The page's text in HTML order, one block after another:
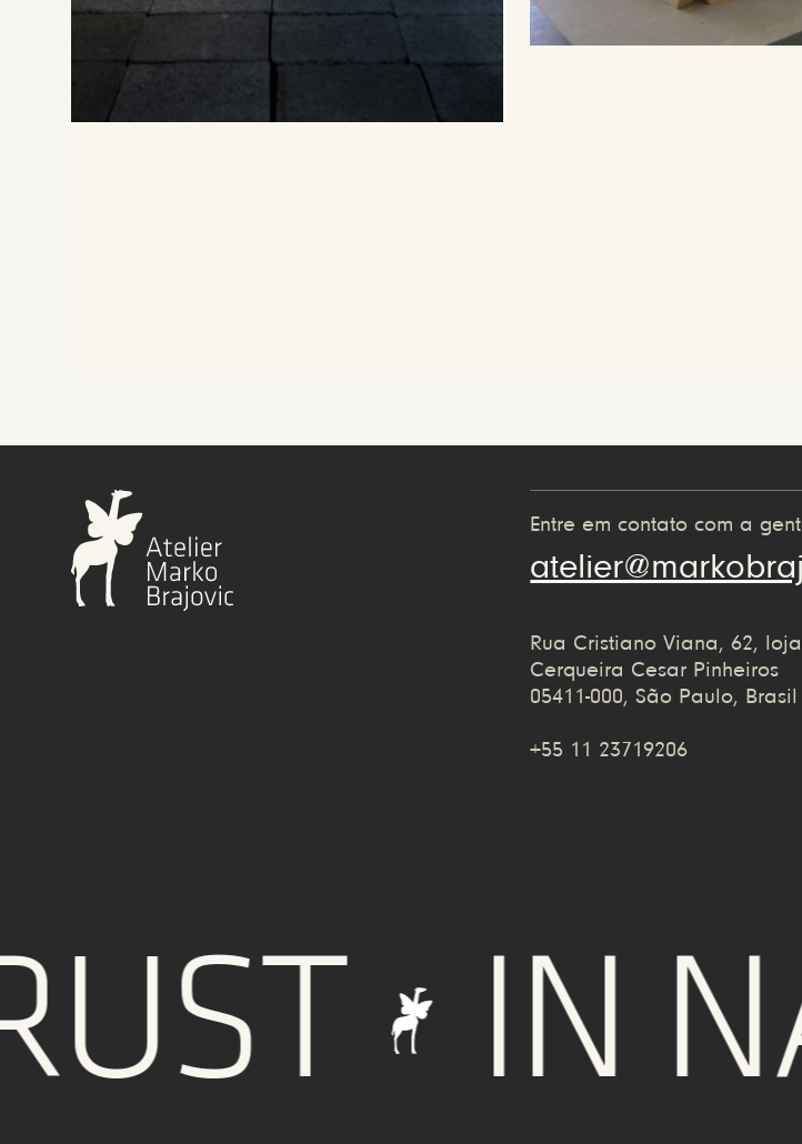
Entre em contato com a
Rua Cristiano Viana, 62,
Cerqueira Cesar Pinheiros
05411-000, São Paulo, Brasil
+55 11 23719206
IN